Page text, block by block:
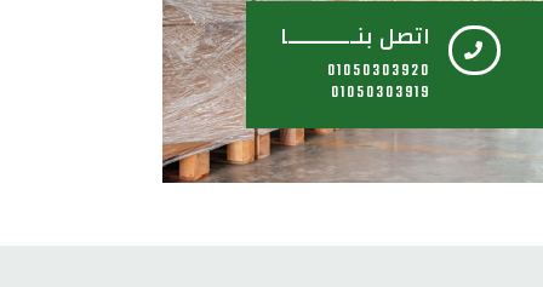
 اتصل بنـــــــــــا
01050303920
01050303919